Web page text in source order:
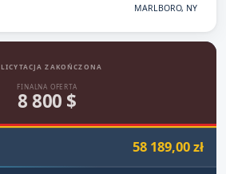
MARLBORO, NY
LICYTACJA ZAKOŃCZONA
FINALNA OFERTA
8 800 $
58 189,00 zł